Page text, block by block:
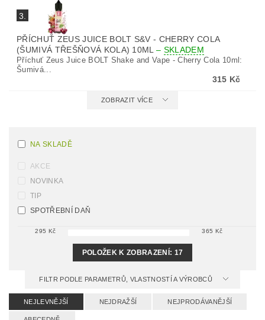
3.
PŘÍCHUŤ ZEUS JUICE BOLT S&V - CHERRY COLA
(ŠUMIVÁ TŘEŠŇOVÁ KOLA) 10ML– SKLADEM
Příchuť Zeus Juice BOLT Shake and Vape - Cherry Cola 10ml:
Šumivá...
315 Kč
ZOBRAZIT VÍCE
NA SKLADĚ
AKCE
NOVINKA
TIP
SPOTŘEBNÍ DAŇ
295 Kč 365 Kč
POLOŽEK K ZOBRAZENÍ: 17
FILTR PODLE PARAMETRŮ, VLASTNOSTÍ A VÝROBCŮ
NEJLEVNĚJŠÍ NEJDRAŽŠÍ NEJPRODÁVANĚJŠÍ